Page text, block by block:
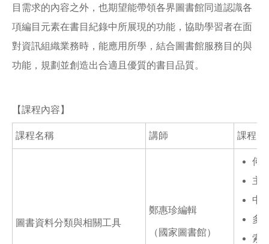
目需求的內容之外，也期望能帶領各界圖書館同道認識各
項編目元素在書目紀錄中所展現的功能，協助學習者在面
對資訊組織業務時，能應用所學，結合圖書館服務目的與
功能，規劃並創造出合適且優質的書目品質。
【課程內容】
課程名稱 講師 課程內
圖書資料分類與相關工具
鄭惠珍編輯
（國家圖書館）
何
主
中
多
索